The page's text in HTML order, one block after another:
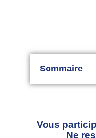
Sommaire
Vous
Ne